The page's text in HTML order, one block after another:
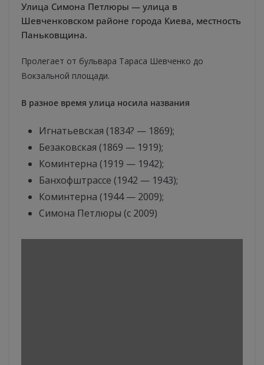
Улица Симона Петлюры — улица в
Шевченковском районе города Киева, местность
Паньковщина.
Пролегает от бульвара Тараса Шевченко до
Вокзальной площади.
В разное время улица носила названия
Игнатьевская (1834? — 1869);
Безаковская (1869 — 1919);
Коминтерна (1919 — 1942);
Банхофштрассе (1942 — 1943);
Коминтерна (1944 — 2009);
Симона Петлюры (с 2009)